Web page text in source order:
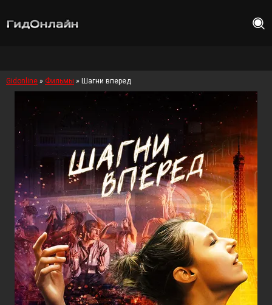
Gidonline » Фильмы » Шагни вперед